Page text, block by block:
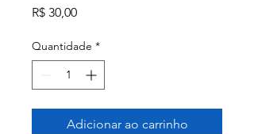
R$ 30,00Preço
Quantidade *
Adicionar ao carrinho